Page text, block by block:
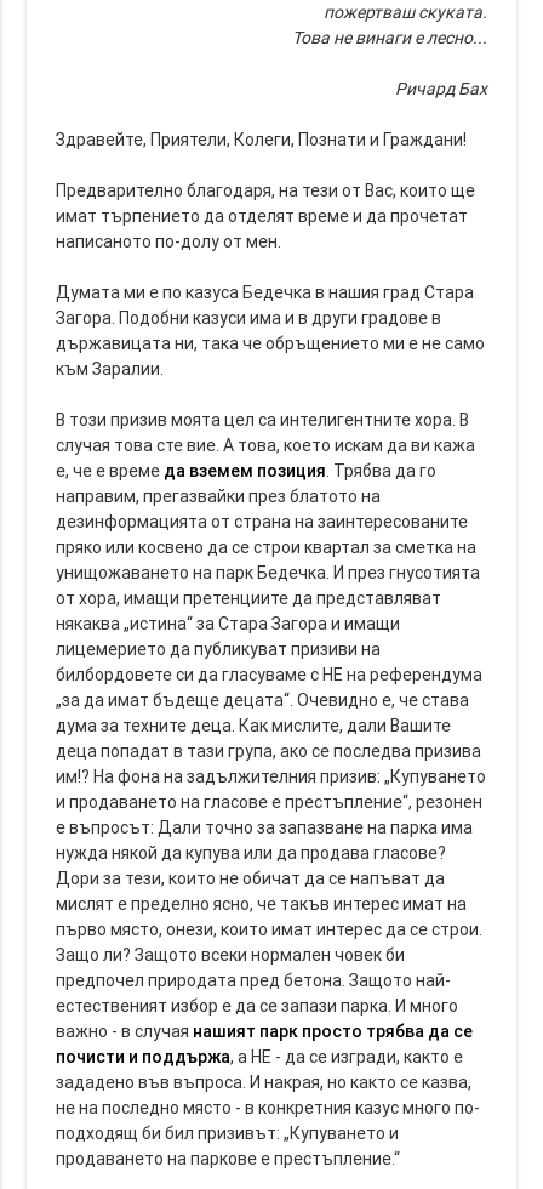
пожертваш скуката.
Това не винаги е лесно...
Ричард Бах
Здравейте, Приятели, Колеги, Познати и Граждани!
Предварително благодаря, на тези от Вас, които ще
имат търпението да отделят време и да прочетат
написаното по-долу от мен.
Думата ми е по казуса Бедечка в нашия град Стара
Загора. Подобни казуси има и в други градове в
държавицата ни, така че обръщението ми е не само
към Заралии.
В този призив моята цел са интелигентните хора. В
случая това сте вие. А това, което искам да ви кажа
е, че е време да вземем позиция. Трябва да го
направим, прегазвайки през блатото на
дезинформацията от страна на заинтересованите
пряко или косвено да се строи квартал за сметка на
унищожаването на парк Бедечка. И през гнусотията
от хора, имащи претенциите да представляват
някаква „истина“ за Стара Загора и имащи
лицемерието да публикуват призиви на
билбордовете си да гласуваме с НЕ на референдума
„за да имат бъдеще децата“. Очевидно е, че става
дума за техните деца. Как мислите, дали Вашите
деца попадат в тази група, ако се последва призива
им!? На фона на задължителния призив: „Купуването
и продаването на гласове е престъпление“, резонен
е въпросът: Дали точно за запазване на парка има
нужда някой да купува или да продава гласове?
Дори за тези, които не обичат да се напъват да
мислят е пределно ясно, че такъв интерес имат на
първо място, онези, които имат интерес да се строи.
Защо ли? Защото всеки нормален човек би
предпочел природата пред бетона. Защото най-
естественият избор е да се запази парка. И много
важно - в случая нашият парк просто трябва да се
почисти и поддържа, а НЕ - да се изгради, както е
зададено във въпроса. И накрая, но както се казва,
не на последно място - в конкретния казус много по-
подходящ би бил призивът: „Купуването и
продаването на паркове е престъпление.“